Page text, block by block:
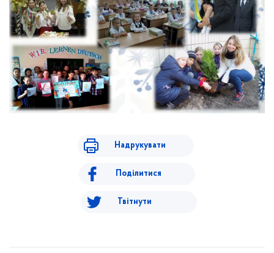
Надрукувати
Поділитися
Твітнути